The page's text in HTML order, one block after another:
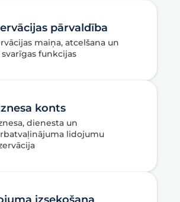
pārvaldība
maiņa, atcelšana un
funkcijas
konts
dienesta un
lidojumu